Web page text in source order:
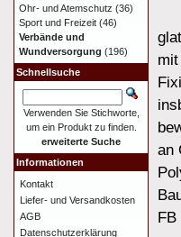
an
FB
Ohr- und Atemschutz (36)
Sport und Freizeit (46)
Verbände und
Wundversorgung (196)
Schnellsuche
Verwenden Sie Stichworte,
um ein Produkt zu finden.
erweiterte Suche
Informationen
Kontakt
Liefer- und Versandkosten
AGB
Datenschutzerklärung